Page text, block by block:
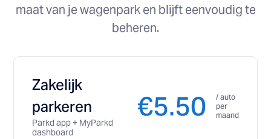
maat van je wagenpark en blijft eenvoudig te
beheren.
Zakelijk
parkeren
Parkd app + MyParkd
dashboard
€5.50
/ auto
per
maand